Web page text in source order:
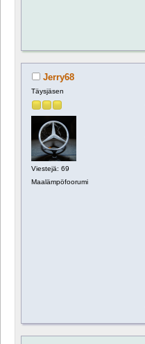
Jerry68
Täysjäsen
Viestejä: 69
Maalämpöfoorumi